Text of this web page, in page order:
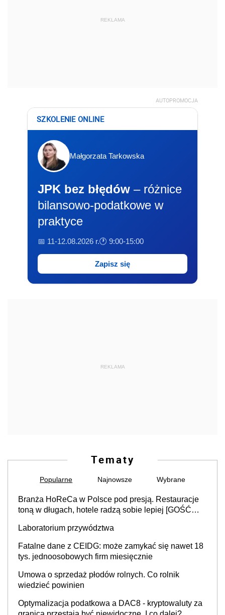
REKLAMA
AUTOPROMOCJA
SZKOLENIE ONLINE
Małgorzata Tarkowska
JPK bez błędów – różnice
bilansowo-podatkowe w
praktyce
📅 11-12.08.2026 r.🕐 9:00-15:00
Zapisz się
REKLAMA
Tematy
Popularne Najnowsze Wybrane
Branża HoReCa w Polsce pod presją. Restauracje
toną w długach, hotele radzą sobie lepiej [GOŚĆ
Laboratorium przywództwa
Fatalne dane z CEIDG: może zamykać się nawet 18
tys. jednoosobowych firm miesięcznie
Umowa o sprzedaż płodów rolnych. Co rolnik
wiedzieć powinien
Optymalizacja podatkowa a DAC8 - kryptowaluty za